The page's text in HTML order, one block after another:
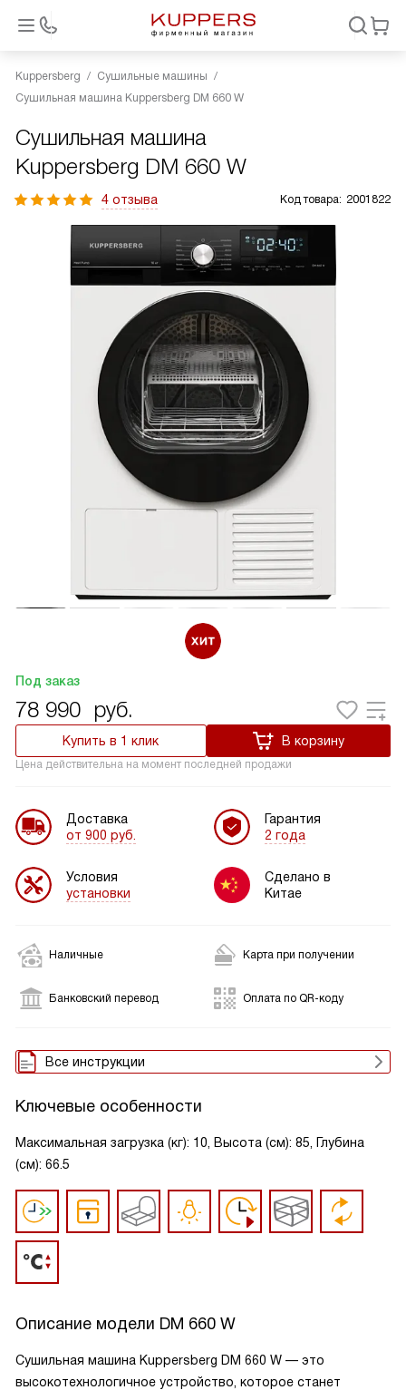
Kuppersberg
Сушильные машины
Сушильная машина Kuppersberg DM 660 W
Сушильная машина
Kuppersberg DM 660 W
4 отзыва Код товара: 2001822
Под заказ
78 990 руб.
Купить в 1 клик В корзину
Цена действительна на момент последней продажи
Доставка
от 900 руб.
Условия
установки
Гарантия
2 года
Сделано в
Китае
Наличные Карта при получении
Банковский перевод Оплата по QR-коду
Все инструкции
Ключевые особенности
Максимальная загрузка (кг): 10, Высота (см): 85, Глубина
(см): 66.5
Описание модели DM 660 W
Сушильная машина Kuppersberg DM 660 W — это
высокотехнологичное устройство, которое станет